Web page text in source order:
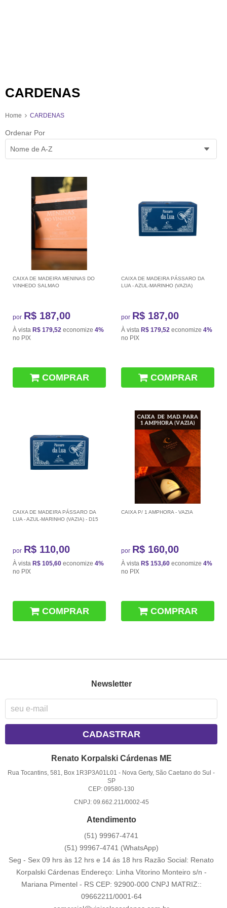
CARDENAS
Home CARDENAS
Ordenar Por
Nome de A-Z
CAIXA DE MADEIRA MENINAS DO
VINHEDO SALMAO
por R$ 187,00
À vista R$ 179,52 economize 4%
no PIX
COMPRAR
CAIXA DE MADEIRA PÁSSARO DA
LUA - AZUL-MARINHO (VAZIA)
por R$ 187,00
À vista R$ 179,52 economize 4%
no PIX
COMPRAR
CAIXA DE MADEIRA PÁSSARO DA
LUA - AZUL-MARINHO (VAZIA) - D15
por R$ 110,00
À vista R$ 105,60 economize 4%
no PIX
COMPRAR
CAIXA P/ 1 AMPHORA - VAZIA
por R$ 160,00
À vista R$ 153,60 economize 4%
no PIX
COMPRAR
Newsletter
CADASTRAR
Renato Korpalski Cárdenas ME
Rua Tocantins, 581, Box 1R3P3A01L01 - Nova Gerty, São Caetano do Sul -
SP
CEP: 09580-130
CNPJ: 09.662.211/0002-45
Atendimento
(51) 99967-4741
(51) 99967-4741 (WhatsApp)
Seg - Sex 09 hrs às 12 hrs e 14 ás 18 hrs Razão Social: Renato
Korpalski Cárdenas Endereço: Linha Vitorino Monteiro s/n -
Mariana Pimentel - RS CEP: 92900-000 CNPJ MATRIZ::
09662211/0001-64